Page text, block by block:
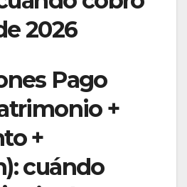
2026
Pago
+
+
cuándo